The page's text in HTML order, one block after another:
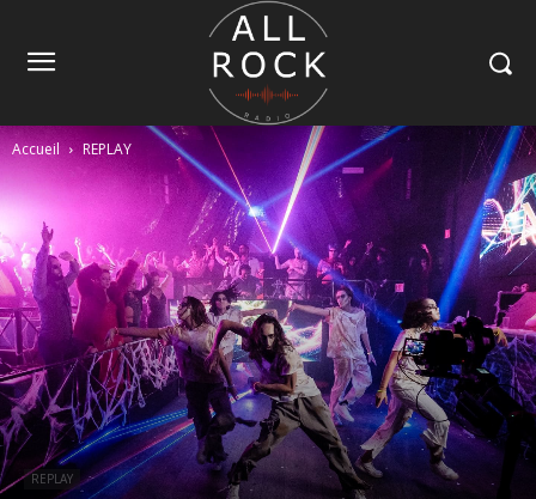
Accueil REPLAY
REPLAY